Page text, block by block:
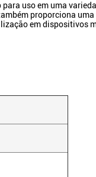
uso em uma
proporciona
em dispositivos